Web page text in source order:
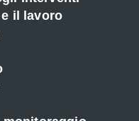
il lavoro